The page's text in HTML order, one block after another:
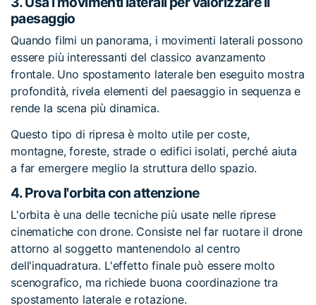
paesaggio
Quando filmi un panorama, i movimenti laterali possono
essere più interessanti del classico avanzamento
frontale. Uno spostamento laterale ben eseguito mostra
profondità, rivela elementi del paesaggio in sequenza e
rende la scena più dinamica.
Questo tipo di ripresa è molto utile per coste,
montagne, foreste, strade o edifici isolati, perché aiuta
a far emergere meglio la struttura dello spazio.
4.Prova l'orbita con attenzione
L'orbita è una delle tecniche più usate nelle riprese
cinematiche con drone. Consiste nel far ruotare il drone
attorno al soggetto mantenendolo al centro
dell'inquadratura. L'effetto finale può essere molto
scenografico, ma richiede buona coordinazione tra
spostamento laterale e rotazione.